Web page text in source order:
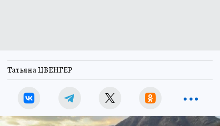
Татьяна ЦВЕНГЕР